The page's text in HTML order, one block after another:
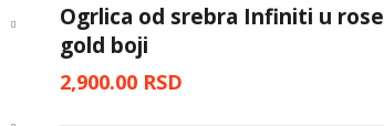
Ogrlica od srebra Infiniti u rose
gold boji
2,900.00 RSD